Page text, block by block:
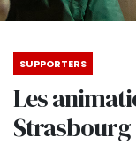
SUPPORTERS
Les
Strasbourg